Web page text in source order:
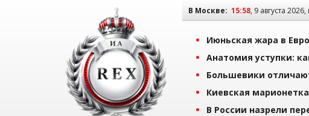
В Москве: 15:58, 9 августа 2026,
Июньская жара в
Анатомия уступки:
Большевики
Киевская
В России назрели